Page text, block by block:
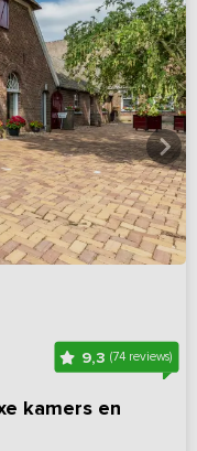
9,3(74 reviews)
kamers en